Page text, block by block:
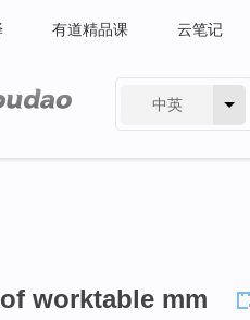
有道精品课 云笔记
中英
worktable mm